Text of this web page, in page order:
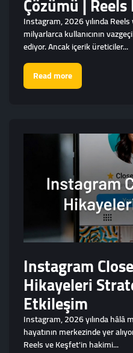
Instagram, 2026 yılında
milyarlarca kullanıcının
ediyor. Ancak içerik üreticiler...
Read more
Instagram
Hikayeleri
Etkileşim
Instagram, 2026 yılında hâlâ
hayatının merkezinde yer
Reels ve Keşfet'in hakimi...